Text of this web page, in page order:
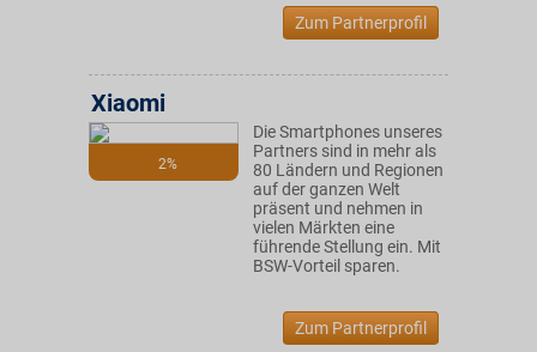
Zum Partnerprofil
2%
Xiaomi
Die Smartphones unseres
Partners sind in mehr als
80 Ländern und Regionen
auf der ganzen Welt
präsent und nehmen in
vielen Märkten eine
führende Stellung ein. Mit
BSW-Vorteil sparen.
Zum Partnerprofil